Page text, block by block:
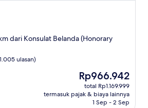
dari Konsulat Belanda (Honorary
ulasan)
Harga
sekarang
Rp966.942
Rp966.942
total Rp1.169.999
termasuk pajak & biaya lainnya
1 Sep - 2 Sep